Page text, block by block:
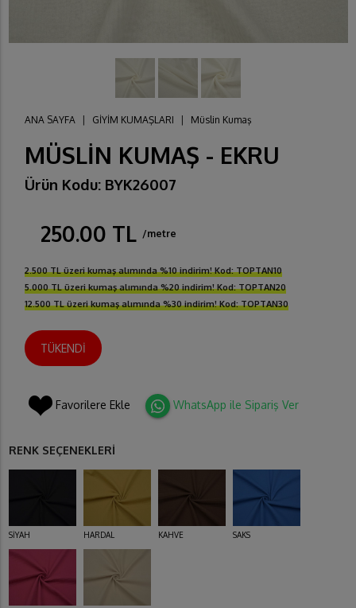
ANA SAYFA GİYİM KUMAŞLARI Müslin Kumaş
MÜSLİN KUMAŞ - EKRU
Ürün Kodu: BYK26007
250.00 TL /metre
2.500 TL üzeri kumaş alımında %10 indirim! Kod: TOPTAN10
5.000 TL üzeri kumaş alımında %20 indirim! Kod: TOPTAN20
12.500 TL üzeri kumaş alımında %30 indirim! Kod: TOPTAN30
TÜKENDİ
Favorilere Ekle WhatsApp ile Sipariş Ver
RENK SEÇENEKLERİ
SİYAH HARDAL KAHVE SAKS